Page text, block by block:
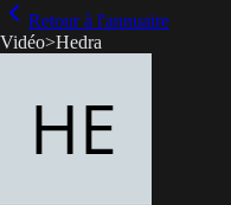
Retour à l'annuaire
Vidéo>Hedra